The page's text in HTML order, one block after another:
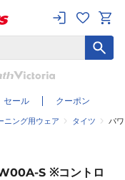
セール クーポン
ニング用ウェア タイツ パ
S ※コントロ